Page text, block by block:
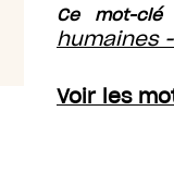
Ce mot-
humaines
Voir les